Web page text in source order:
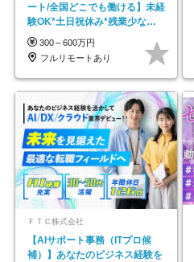
ート/全国どこでも働ける】未経
験OK*土日祝休み*残業少なめ*
在宅勤務手当あり
300～600万円
フルリモートあり
ＦＴＣ株式会社
【AIサポート事務（ITプロ候
補）】あなたのビジネス経験を